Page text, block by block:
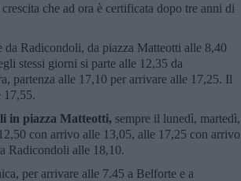
che ad ora è certificata dopo tre anni di
Radicondoli, da piazza Matteotti alle 8,40
stessi giorni si parte alle 12,35 da
partenza alle 17,10 per arrivare alle 17,25. Il
17,55.
in piazza Matteotti, sempre il lunedì, martedì,
con arrivo alle 13,05, alle 17,25 con arrivo
Radicondoli alle 18,10.
per arrivare alle 7.45 a Belforte e a